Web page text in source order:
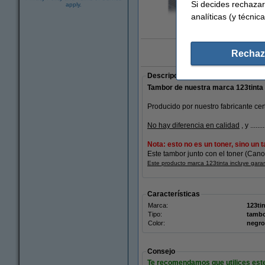
apply.
Marca
Descripción
Tambor de nuestra marca 123tinta
Producido por nuestro fabricante
No hay diferencia en calidad , y
Nota: esto no es un toner, sino un
Este tambor junto con el toner
Este producto marca 123tinta incluye
Características
Marca:
Tipo:
Color:
negro
Consejo
Te recomendamos que utilices
Si decides
analíticas (y